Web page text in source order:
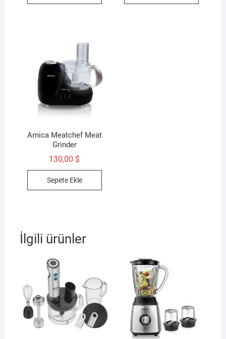
Arnica Meatchef Meat
Grinder
130,00 $
Sepete Ekle
İlgili ürünler